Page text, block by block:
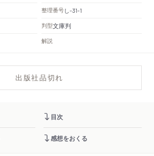
整理番号し-31-1
判型文庫判
解説
出版社品切れ
目次
感想をおくる